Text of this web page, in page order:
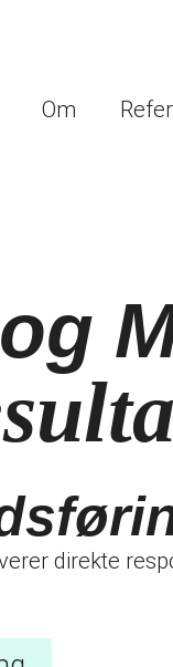
Om
direkte